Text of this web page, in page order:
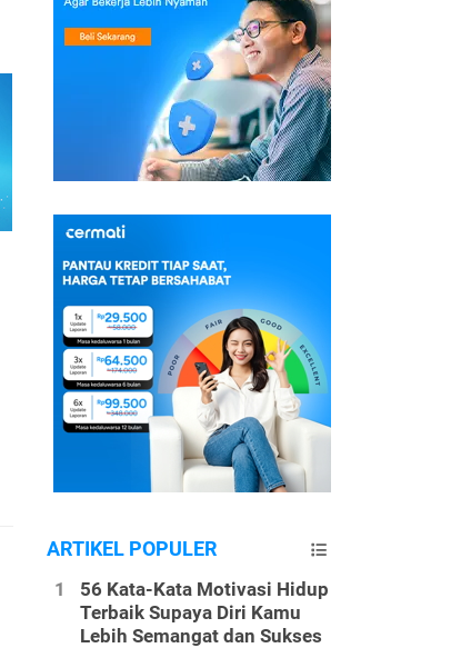
ARTIKEL POPULER
56 Kata-Kata Motivasi Hidup
Terbaik Supaya Diri Kamu
Lebih Semangat dan Sukses